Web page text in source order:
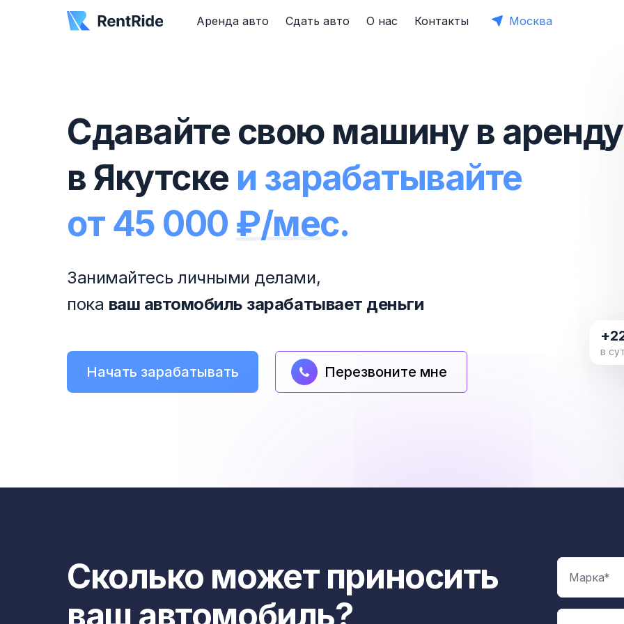
Аренда авто Сдать авто О нас Контакты Москва
Сдавайте свою машину в аренду
в Якутске и зарабатывайте
от 45 000 ₽/мес.
Занимайтесь личными делами,
пока ваш автомобиль зарабатывает деньги
Начать зарабатывать Перезвоните мне
в
Сколько может приносить
ваш автомобиль?